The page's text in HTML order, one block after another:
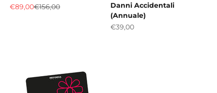
Prix de vente
€89,00Prix normal
€156,00
Danni Accidentali
(Annuale)
Prix de vente
€39,00